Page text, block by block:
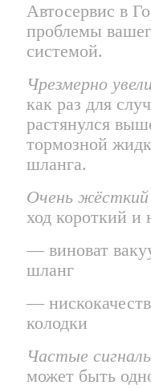
Автосервис в
проблемы
системой.
Чрезмерно
как раз для
растянулся
тормозной
шланга.
Очень жёсткий
ход короткий и
— виноват
шланг
—
колодки
Частые
может быть